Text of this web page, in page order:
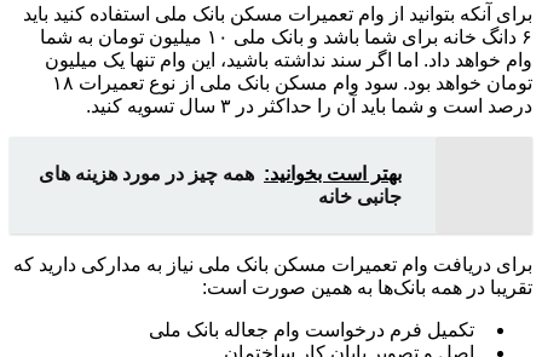
برای آنکه بتوانید از وام تعمیرات مسکن بانک ملی استفاده کنید باید
۶ دانگ خانه برای شما باشد و بانک ملی ۱۰ میلیون تومان به شما
وام خواهد داد. اما اگر سند نداشته باشید، این وام تنها یک میلیون
تومان خواهد بود. سود وام مسکن بانک ملی از نوع تعمیرات ۱۸
درصد است و شما باید آن را حداکثر در ۳ سال تسویه کنید.
بهتر است بخوانید: همه چیز در مورد هزینه های
جانبی خانه
برای دریافت وام تعمیرات مسکن بانک ملی نیاز به مدارکی دارید که
تقریبا در همه بانک‌ها به همین صورت است:
تکمیل فرم درخواست وام جعاله بانک ملی
اصل و تصویر پایان‌ کار ساختمان